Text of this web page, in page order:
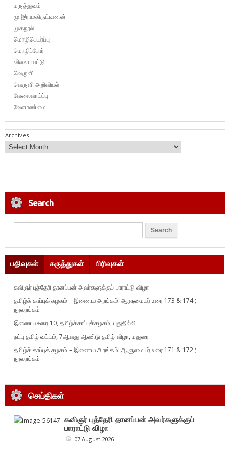
மருத்துவம்
மு.இராமகிருட்டிணன்
முகநூல்
மொழிபெயர்ப்பு
மொழிப்போர்
விளையாட்டு
வெருளி
வெருளி அறிவியல்
வேலைவாய்ப்பு
வேளாண்மை
Archives
Search
பதிவுகள் கருத்துகள் பிரிவுகள்
கவிஞர் புத்தேரி தானப்பன் அவர்களுக்குப் பாராட்டு விழா
தமிழ்க் காப்புக் கழகம் – இணைய அரங்கம்: ஆளுமையர் உரை 173 & 174 ;
நூலரங்கம்
இணைய உரை 10, தமிழ்க்காப்புக்கழகம், புதுதில்லி
நட்பு தமிழ் வட்டம், 7ஆவது ஆண்டு தமிழ் விழா, மதுரை
தமிழ்க் காப்புக் கழகம் – இணைய அரங்கம்: ஆளுமையர் உரை 171 & 172 ;
நூலரங்கம்
செய்திகள்
கவிஞர் புத்தேரி தானப்பன் அவர்களுக்குப்
பாராட்டு விழா
07 August 2026